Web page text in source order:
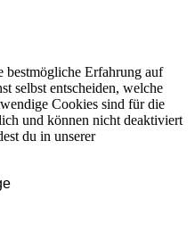
Erfahrung auf
selbst entscheiden, welche
Cookies sind für die
und können nicht deaktiviert
du in unserer